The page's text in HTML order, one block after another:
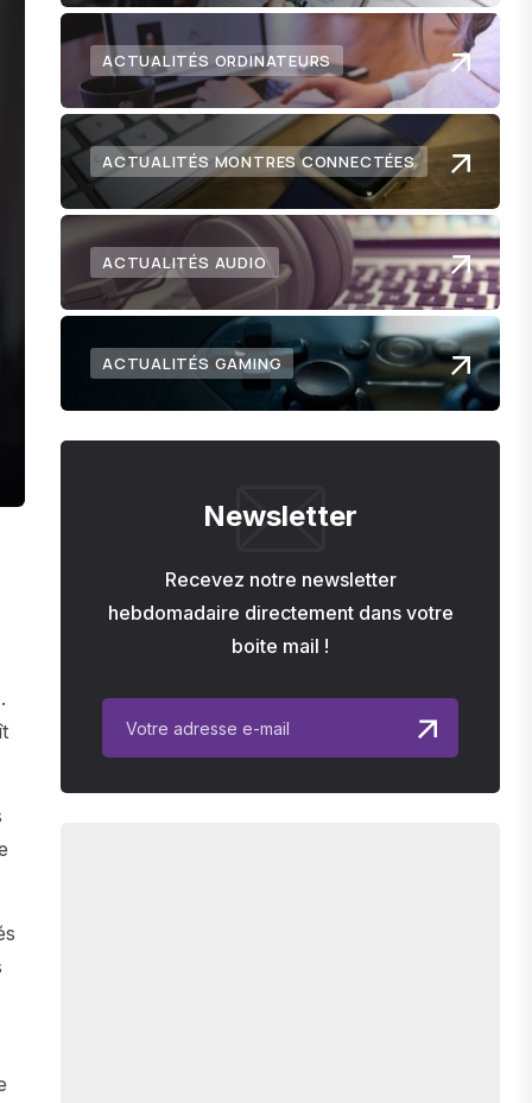
ACTUALITÉS ORDINATEURS
ACTUALITÉS MONTRES CONNECTÉES
ACTUALITÉS AUDIO
ACTUALITÉS GAMING
Newsletter
Recevez notre newsletter
hebdomadaire directement dans votre
boite mail !